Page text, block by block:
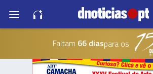
Faltam 66 diaspara os